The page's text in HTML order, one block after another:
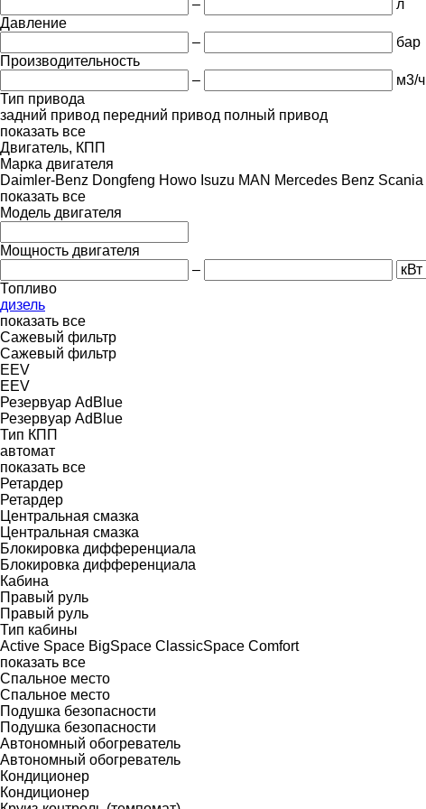
–
л
Давление
–
бар
Производительность
–
м3/ч
Тип привода
задний привод передний привод полный привод
показать все
Двигатель, КПП
Марка двигателя
Daimler-Benz Dongfeng Howo Isuzu MAN Mercedes Benz Scania
показать все
Модель двигателя
Мощность двигателя
–
Топливо
дизель
показать все
Сажевый фильтр
Сажевый фильтр
EEV
EEV
Резервуар AdBlue
Резервуар AdBlue
Тип КПП
автомат
показать все
Ретардер
Ретардер
Центральная смазка
Центральная смазка
Блокировка дифференциала
Блокировка дифференциала
Кабина
Правый руль
Правый руль
Тип кабины
Active Space BigSpace ClassicSpace Comfort
показать все
Спальное место
Спальное место
Подушка безопасности
Подушка безопасности
Автономный обогреватель
Автономный обогреватель
Кондиционер
Кондиционер